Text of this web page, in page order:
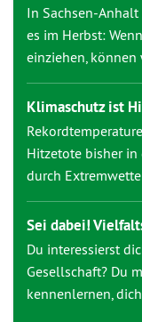
In Sachsen-
es im Herbst:
einziehen,
Klimaschutz ist
Hitzetote bisher in
durch
Sei dabei!
Du interessierst
Gesellschaft? Du
kennenlernen,